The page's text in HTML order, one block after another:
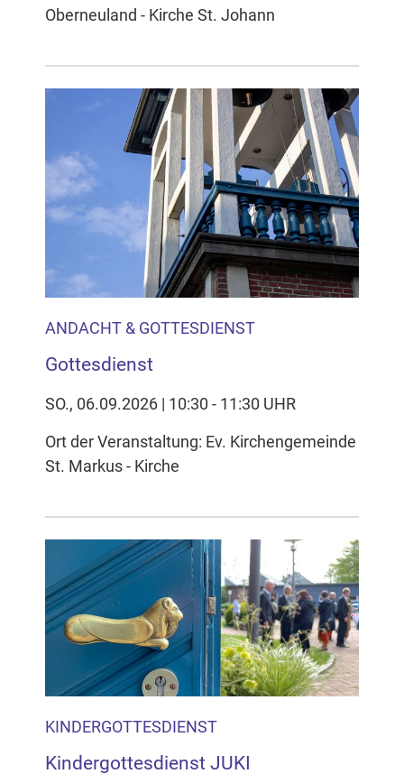
Oberneuland - Kirche St. Johann
ANDACHT & GOTTESDIENST
Gottesdienst
SO., 06.09.2026 | 10:30 - 11:30 UHR
Ort der Veranstaltung: Ev. Kirchengemeinde
St. Markus - Kirche
KINDERGOTTESDIENST
Kindergottesdienst JUKI